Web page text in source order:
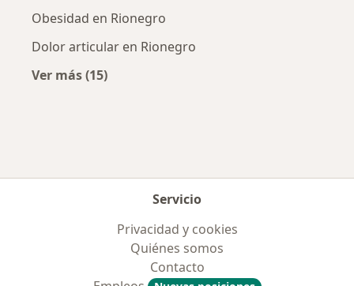
Obesidad en Rionegro
Dolor articular en Rionegro
Ver más (15)
Servicio
Privacidad y cookies
Quiénes somos
Contacto